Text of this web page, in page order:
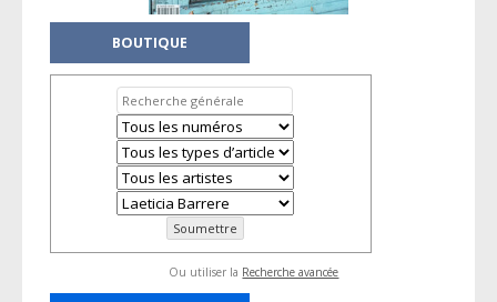
BOUTIQUE
Ou utiliser la Recherche avancée